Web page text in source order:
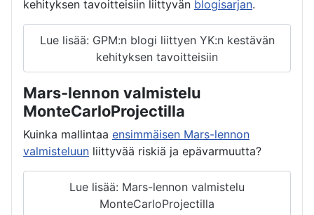
kehityksen tavoitteisiin liittyvän blogisarjan.
Lue lisää: GPM:n blogi liittyen YK:n kestävän
kehityksen tavoitteisiin
Mars-lennon valmistelu
MonteCarloProjectilla
Kuinka mallintaa ensimmäisen Mars-lennon
valmisteluun liittyvää riskiä ja epävarmuutta?
Lue lisää: Mars-lennon valmistelu
MonteCarloProjectilla